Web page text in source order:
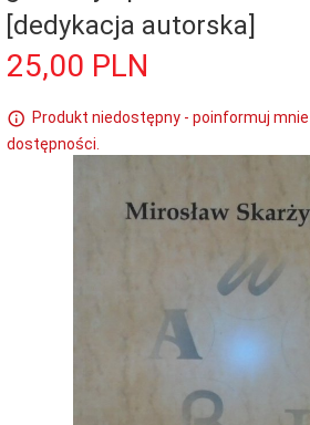
[dedykacja autorska]
25,00 PLN
Produkt niedostępny - poinformuj
dostępności.